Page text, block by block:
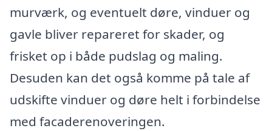
murværk, og eventuelt døre, vinduer og
gavle bliver repareret for skader, og
frisket op i både pudslag og maling.
Desuden kan det også komme på tale af
udskifte vinduer og døre helt i forbindelse
med facaderenoveringen.